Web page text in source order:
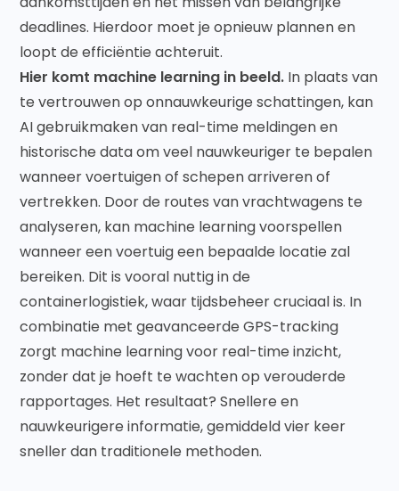
deadlines. Hierdoor moet je opnieuw plannen en
loopt de efficiëntie achteruit.
Hier komt machine learning in beeld. In plaats van
te vertrouwen op onnauwkeurige schattingen, kan
AI gebruikmaken van real-time meldingen en
historische data om veel nauwkeuriger te bepalen
wanneer voertuigen of schepen arriveren of
vertrekken. Door de routes van vrachtwagens te
analyseren, kan machine learning voorspellen
wanneer een voertuig een bepaalde locatie zal
bereiken. Dit is vooral nuttig in de
containerlogistiek, waar tijdsbeheer cruciaal is. In
combinatie met geavanceerde GPS-tracking
zorgt machine learning voor real-time inzicht,
zonder dat je hoeft te wachten op verouderde
rapportages. Het resultaat? Snellere en
nauwkeurigere informatie, gemiddeld vier keer
sneller dan traditionele methoden.